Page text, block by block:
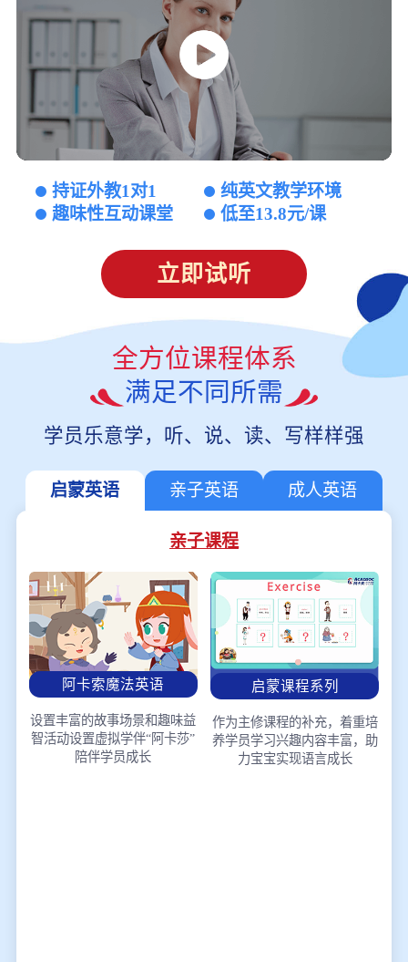
持证外教1对1
纯英文教学环境
趣味性互动课堂
低至13.8元/课
立即试听
全方位课程体系
满足不同所需
学员乐意学，听、说、读、写样样强
启蒙英语 亲子英语 成人英语
亲子课程
阿卡索魔法英语
设置丰富的故事场景和趣味益
智活动设置虚拟学伴“阿卡莎”
陪伴学员成长
启蒙课程系列
作为主修课程的补充，着重培
养学员学习兴趣内容丰富，助
力宝宝实现语言成长